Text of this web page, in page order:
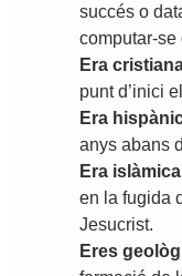
succés o
computar-se
Era
punt d’inici el
Era
anys abans
Era islàmica
en la fugida
Jesucrist.
Eres